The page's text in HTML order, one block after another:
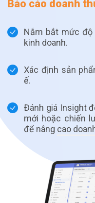
Báo cáo doanh
Nắm bắt mức độ
kinh doanh.
Xác định sản
ế.
Đánh giá Insight
mới hoặc chiến
để nâng cao